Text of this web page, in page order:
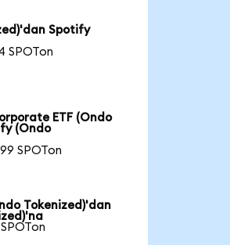
Spotify
SPOTon
ETF (Ondo
(Ondo
SPOTon
Tokenized)'dan